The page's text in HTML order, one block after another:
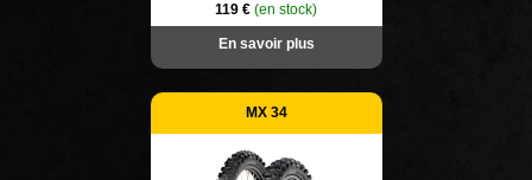
119 € (en stock)
En savoir plus
MX 34